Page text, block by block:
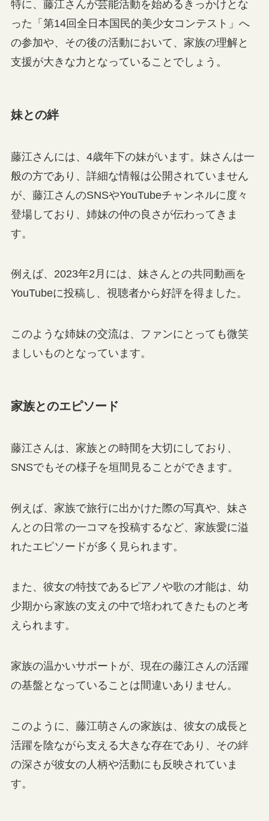
特に、藤江さんが芸能活動を始めるきっかけとな
った「第14回全日本国民的美少女コンテスト」へ
の参加や、その後の活動において、家族の理解と
支援が大きな力となっていることでしょう。
妹との絆
藤江さんには、4歳年下の妹がいます。妹さんは一
般の方であり、詳細な情報は公開されていません
が、藤江さんのSNSやYouTubeチャンネルに度々
登場しており、姉妹の仲の良さが伝わってきま
す。
例えば、2023年2月には、妹さんとの共同動画を
YouTubeに投稿し、視聴者から好評を得ました。
このような姉妹の交流は、ファンにとっても微笑
ましいものとなっています。
家族とのエピソード
藤江さんは、家族との時間を大切にしており、
SNSでもその様子を垣間見ることができます。
例えば、家族で旅行に出かけた際の写真や、妹さ
んとの日常の一コマを投稿するなど、家族愛に溢
れたエピソードが多く見られます。
また、彼女の特技であるピアノや歌の才能は、幼
少期から家族の支えの中で培われてきたものと考
えられます。
家族の温かいサポートが、現在の藤江さんの活躍
の基盤となっていることは間違いありません。
このように、藤江萌さんの家族は、彼女の成長と
活躍を陰ながら支える大きな存在であり、その絆
の深さが彼女の人柄や活動にも反映されていま
す。